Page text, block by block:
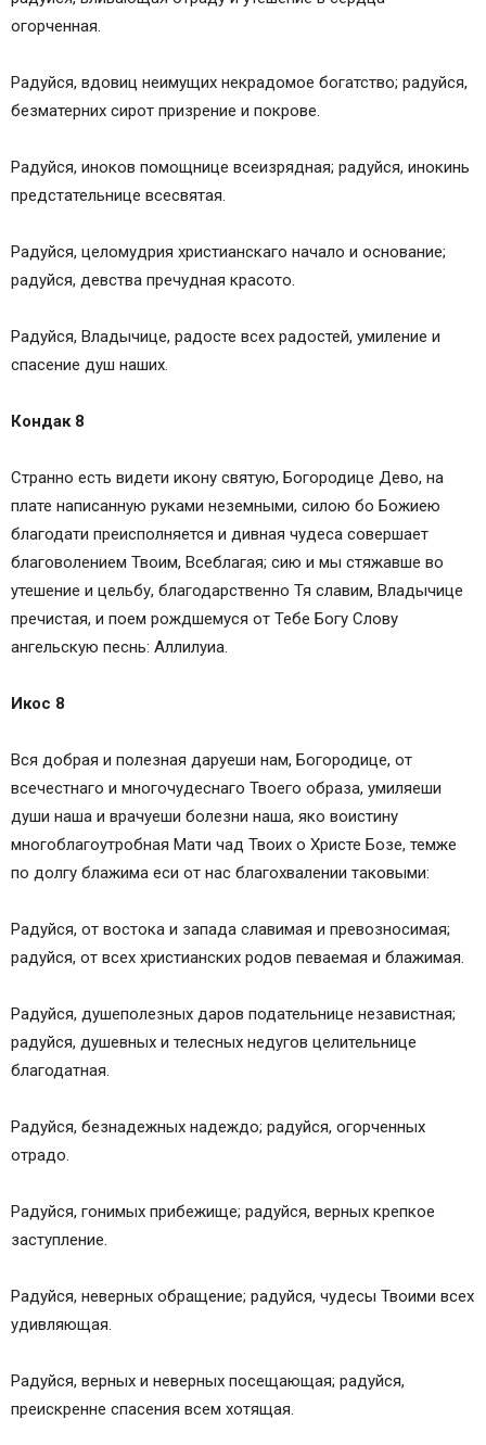
огорченная.
Радуйся, вдовиц неимущих некрадомое богатство; радуйся,
безматерних сирот призрение и покрове.
Радуйся, иноков помощнице всеизрядная; радуйся, инокинь
предстательнице всесвятая.
Радуйся, целомудрия христианскаго начало и основание;
радуйся, девства пречудная красото.
Радуйся, Владычице, радосте всех радостей, умиление и
спасение душ наших.
Кондак 8
Странно есть видети икону святую, Богородице Дево, на
плате написанную руками неземными, силою бо Божиею
благодати преисполняется и дивная чудеса совершает
благоволением Твоим, Всеблагая; сию и мы стяжавше во
утешение и цельбу, благодарственно Тя славим, Владычице
пречистая, и поем рождшемуся от Тебе Богу Слову
ангельскую песнь: Аллилуиа.
Икос 8
Вся добрая и полезная даруеши нам, Богородице, от
всечестнаго и многочудеснаго Твоего образа, умиляеши
души наша и врачуеши болезни наша, яко воистину
многоблагоутробная Мати чад Твоих о Христе Бозе, темже
по долгу блажима еси от нас благохвалении таковыми:
Радуйся, от востока и запада славимая и превозносимая;
радуйся, от всех христианских родов певаемая и блажимая.
Радуйся, душеполезных даров подательнице независтная;
радуйся, душевных и телесных недугов целительнице
благодатная.
Радуйся, безнадежных надеждо; радуйся, огорченных
отрадо.
Радуйся, гонимых прибежище; радуйся, верных крепкое
заступление.
Радуйся, неверных обращение; радуйся, чудесы Твоими всех
удивляющая.
Радуйся, верных и неверных посещающая; радуйся,
преискренне спасения всем хотящая.